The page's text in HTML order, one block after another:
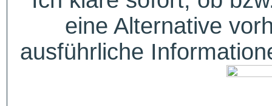
eine Alternative
ausführliche